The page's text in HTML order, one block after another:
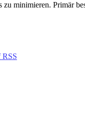
minimieren.